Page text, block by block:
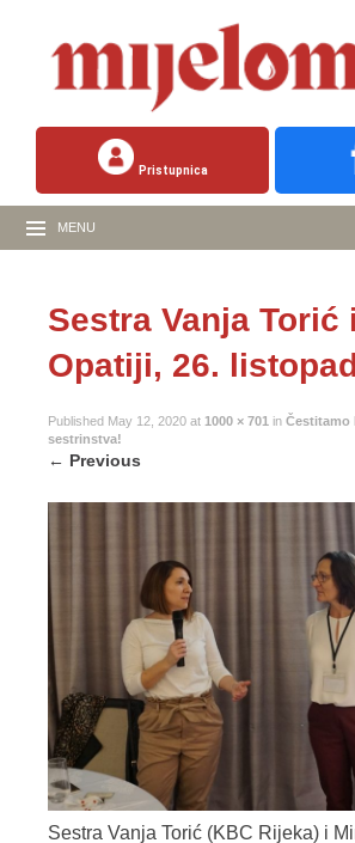
Pristupnica
MENU
Sestra Vanja Torić
Opatiji, 26.
Published May 12, 2020 at 1000 × 701 in Čestitamo
sestrinstva!
← Previous
Sestra Vanja Torić (KBC Rijeka) i